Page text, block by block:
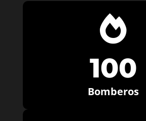

100
Bomberos